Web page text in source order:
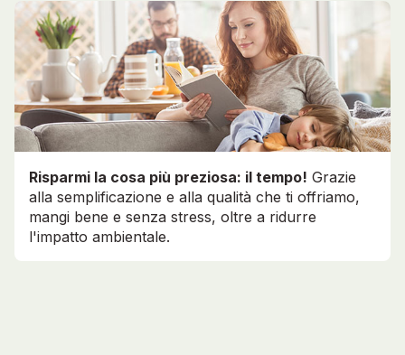
Risparmi la cosa più preziosa: il tempo! Grazie
alla semplificazione e alla qualità che ti offriamo,
mangi bene e senza stress, oltre a ridurre
l'impatto ambientale.